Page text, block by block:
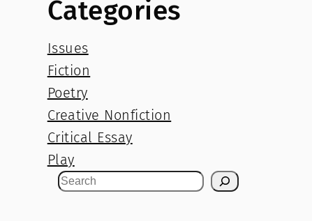
Categories
Issues
Fiction
Poetry
Creative Nonfiction
Critical Essay
Play
S